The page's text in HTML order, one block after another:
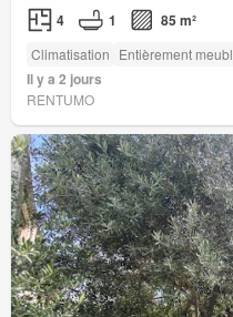
4 1 85 m²
Climatisation Entièrement
Il y a 2 jours
RENTUMO